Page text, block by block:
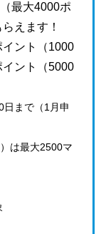
最大4000ポ
えます！
イント（1000
ント（5000
日まで（1月申
は最大2500マ